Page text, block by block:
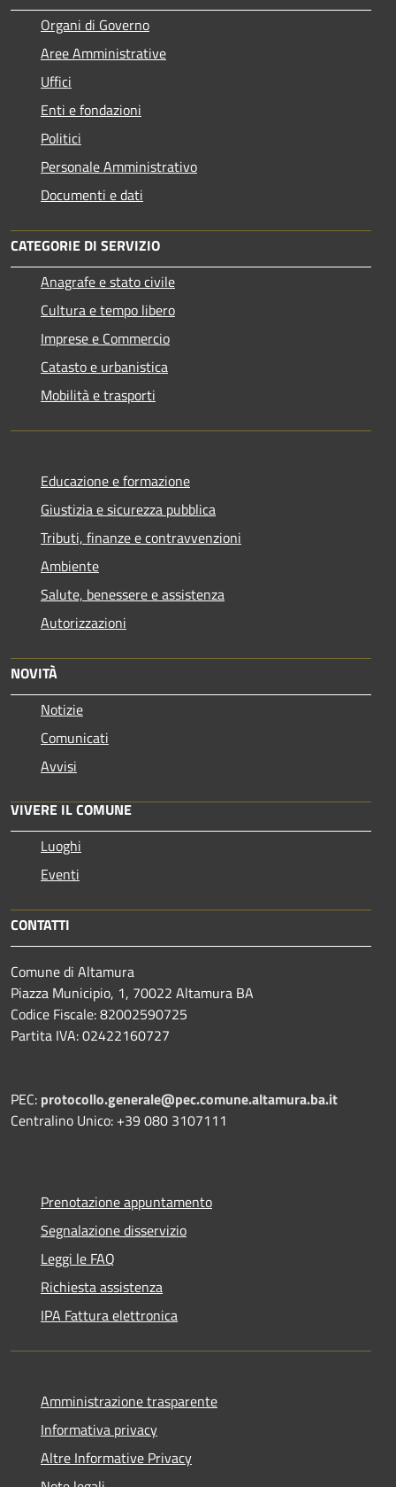
Organi di Governo
Aree Amministrative
Uffici
Enti e fondazioni
Politici
Personale Amministrativo
Documenti e dati
CATEGORIE DI SERVIZIO
Anagrafe e stato civile
Cultura e tempo libero
Imprese e Commercio
Catasto e urbanistica
Mobilità e trasporti
Educazione e formazione
Giustizia e sicurezza pubblica
Tributi, finanze e contravvenzioni
Ambiente
Salute, benessere e assistenza
Autorizzazioni
NOVITÀ
Notizie
Comunicati
Avvisi
VIVERE IL COMUNE
Luoghi
Eventi
CONTATTI
Comune di Altamura
Piazza Municipio, 1, 70022 Altamura BA
Codice Fiscale: 82002590725
Partita IVA: 02422160727
PEC: protocollo.generale@pec.comune.altamura.ba.it
Centralino Unico: +39 080 3107111
Prenotazione appuntamento
Segnalazione disservizio
Leggi le FAQ
Richiesta assistenza
IPA Fattura elettronica
Amministrazione trasparente
Informativa privacy
Altre Informative Privacy